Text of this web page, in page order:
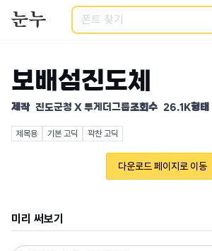
검색
보배섬진도체
제작 진도군청 X 투게더그룹조회수 26.1K형태
제목용 기본 고딕 꽉찬 고딕
다운로드 페이지로 이동
미리 써보기